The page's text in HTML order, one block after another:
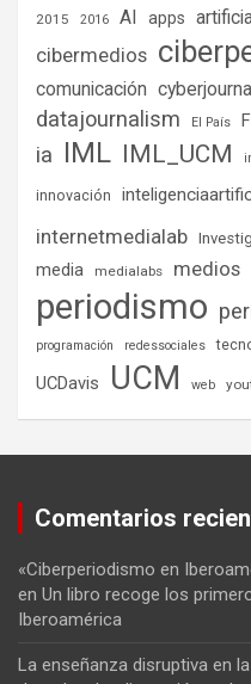
2015 2016 AI apps
cibermedios
comunicación
datajournalism El País
ia IML IML_UCM
innovación
internetmedialab
media medialabs medios
periodismo
programación
redessociales
UCDavis UCM web
Comentarios
«Ciberperiodismo en
en Un libro recoge los
Iberoamérica
La enseñanza disruptiva en